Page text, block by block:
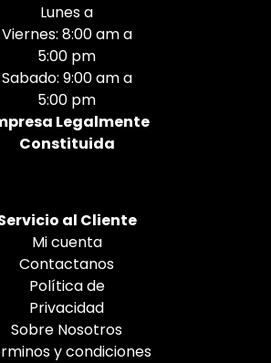
Lunes a
Viernes: 8:00 am a
5:00 pm
Sabado: 9:00 am a
5:00 pm
Legalmente
Constituida
al Cliente
Mi cuenta
Contactanos
Política de
Privacidad
Sobre Nosotros
y condiciones